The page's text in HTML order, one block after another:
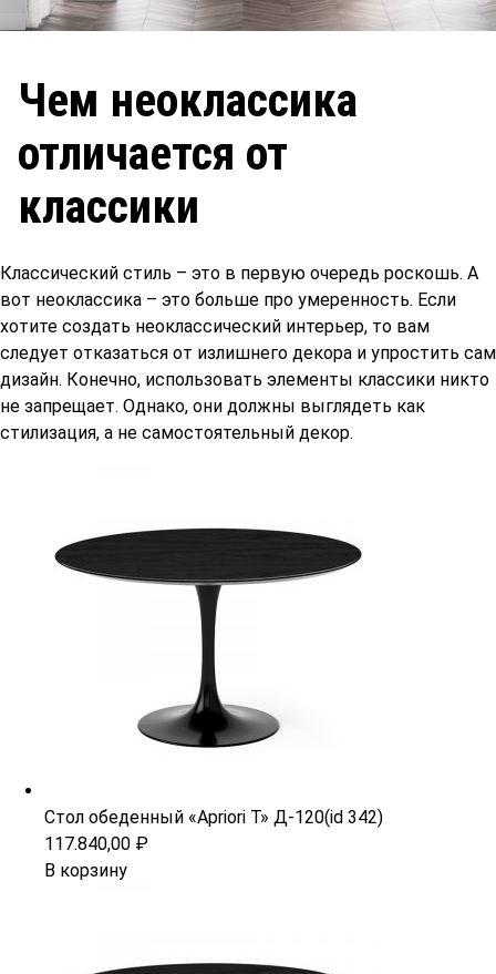
Чем неоклассика
отличается от
классики
Классический стиль – это в первую очередь роскошь. А
вот неоклассика – это больше про умеренность. Если
хотите создать неоклассический интерьер, то вам
следует отказаться от излишнего декора и упростить сам
дизайн. Конечно, использовать элементы классики никто
не запрещает. Однако, они должны выглядеть как
стилизация, а не самостоятельный декор.
Стол обеденный «Apriori T» Д-120(id 342)
117.840,00 ₽
В корзину